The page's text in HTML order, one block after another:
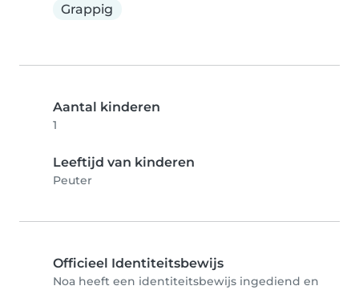
Grappig
Aantal kinderen
1
Leeftijd van kinderen
Peuter
Officieel Identiteitsbewijs
Noa heeft een identiteitsbewijs ingediend en